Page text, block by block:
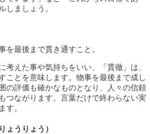
しましょう。
を最後まで貫き通すこと。
考えた事や気持ちをいい、「貫徹」は、
ことを意味します。物事を最後まで成し
の評価も確かなものとなり、人々の信頼
つながります。言葉だけで終わらない実
す。
ょうりょう）